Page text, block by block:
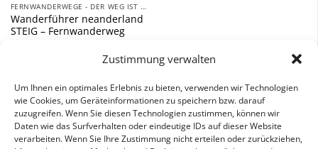
Zustimmung verwalten
Um Ihnen ein optimales Erlebnis zu bieten, verwenden wir Technologien
wie Cookies, um Geräteinformationen zu speichern bzw. darauf
zuzugreifen. Wenn Sie diesen Technologien zustimmen, können wir
Daten wie das Surfverhalten oder eindeutige IDs auf dieser Website
verarbeiten. Wenn Sie Ihre Zustimmung nicht erteilen oder zurückziehen,
FERNWANDERWEGE - DER WEG IST DAS ZIEL
Wanderführer neanderland
STEIG – Fernwanderweg